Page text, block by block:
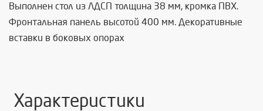
Выполнен стол из ЛДСП толщина 38 мм, кромка ПВХ.
Фронтальная панель высотой 400 мм. Декоративные
вставки в боковых опорах
Характеристики